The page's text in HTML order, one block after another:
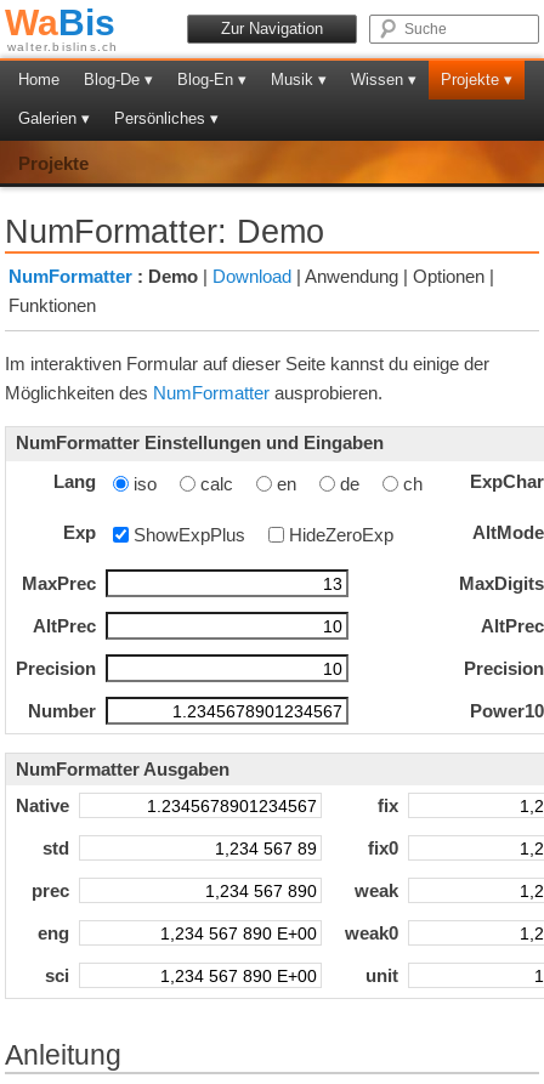
WaBis
walter.bislins.ch
Zur Navigation
Home Blog-De ▾ Blog-En ▾ Musik ▾ Wissen ▾ Projekte ▾
Galerien ▾ Persönliches ▾
Projekte
NumFormatter: Demo
NumFormatter : Demo | Download |Anwendung |Optionen |
Funktionen
Im interaktiven Formular auf dieser Seite kannst du einige der
Möglichkeiten des NumFormatter ausprobieren.
NumFormatter Einstellungen und Eingaben
Lang
iso calc en de ch ExpChar
Exp ShowExpPlus HideZeroExp AltMode
MaxPrec MaxDigits
AltPrec AltPrec
Precision Precision
Number Power10
NumFormatter Ausgaben
Native
fix
std fix0
prec weak
eng weak0
sci unit
Anleitung